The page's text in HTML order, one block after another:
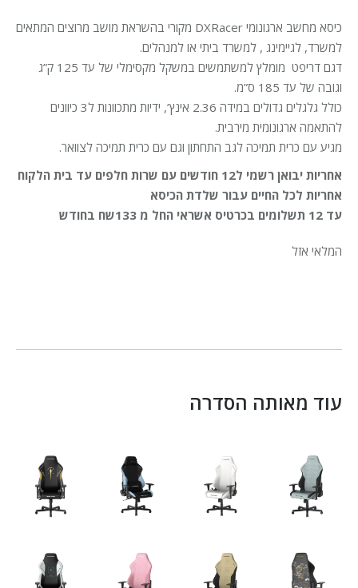
כיסא מחשב ארגונומי DXRacer מקורי בהשראת מושב מרוצים המתאים
למשרד, לגיימינג , למשרד ביתי או למנהלים.
דגם דריפט מומלץ למשתמשים במשקל מקסימלי של עד 125 ק”ג
וגובה של עד 185 ס”מ.
כולל גלגלים גדולים במידה 2.36 אינץ’, ידיות מתכוונות ל3 כיוונים
להתאמה ארגונומית מירבית.
מגיע עם כרית תמיכה לגב התחתון וגם עם כרית תמיכה לצוואר.
אחריות יבואן רשמי ל12 חודשים עם שרות חלפים עד בית הלקוח
אחריות לכל החיים עבור שלדת הכיסא
עד 12 תשלומים בכרטיס אשראי החל מ 133שח בחודש
המלאי אזל
עוד מאותה הסדרה